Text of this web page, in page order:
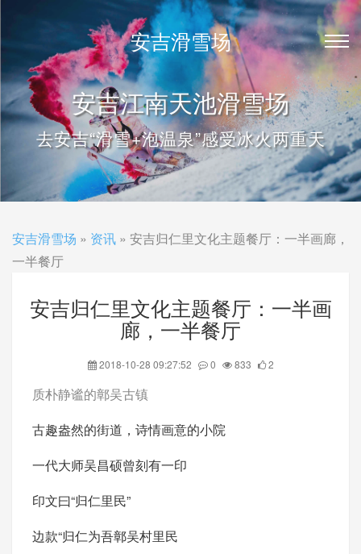
安吉滑雪场
安吉江南天池滑雪场
去安吉“滑雪+泡温泉”感受冰火两重天
安吉滑雪场 » 资讯 » 安吉归仁里文化主题餐厅：一半画廊，
一半餐厅
安吉归仁里文化主题餐厅：一半画
廊，一半餐厅
2018-10-28 09:27:52 0 833 2
质朴静谧的鄣吴古镇
古趣盎然的街道，诗情画意的小院
一代大师吴昌硕曾刻有一印
印文曰“归仁里民”
边款“归仁为吾鄣吴村里民